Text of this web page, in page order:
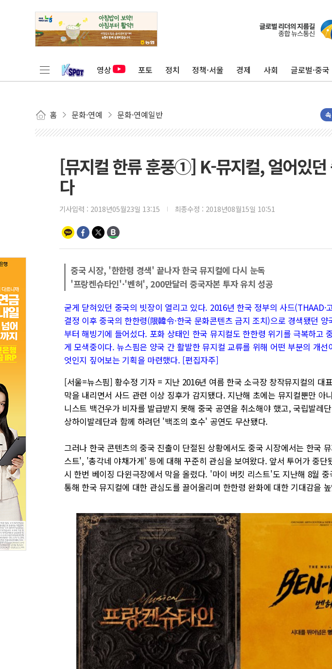
영상 포토 정치 정책·서울 경제 사회 글로벌·중국
홈 문화·연예 문화·연예일반
[뮤지컬 한류 훈풍①] K-뮤지컬, 얼어있던
다
기사입력 : 2018년05월23일 13:15 최종수정 : 2018년08월15일 10:51
중국 시장, '한한령 경색' 끝나자 한국 뮤지컬에 다시 눈독
'프랑켄슈타인'·'벤허', 200만달러 중국자본 투자 유치 성공
굳게 닫혀있던 중국의 빗장이 열리고 있다. 2016년 한국 정부의 사드(THAAD·
결정 이후 중국의 한한령(限韓令·한국 문화콘텐츠 금지 조치)으로 경색됐던
부터 해빙기에 들어섰다. 포화 상태인 한국 뮤지컬도 한한령 위기를 극복하고
게 모색중이다. 뉴스핌은 양국 간 활발한 뮤지컬 교류를 위해 어떤 부분의 개
엇인지 짚어보는 기획을 마련했다. [편집자주]
[서울=뉴스핌] 황수정 기자 = 지난 2016년 여름 한국 소극장 창작뮤지컬의 대
막을 내리면서 사드 관련 이상 징후가 감지됐다. 지난해 초에는 뮤지컬뿐만 아
니스트 백건우가 비자를 발급받지 못해 중국 공연을 취소해야 했고, 국립발레
상하이발레단과 함께 하려던 '백조의 호수' 공연도 무산됐다.
그러나 한국 콘텐츠의 중국 진출이 단절된 상황에서도 중국 시장에서는 한국
스트', '총각네 야채가게' 등에 대해 꾸준히 관심을 보여왔다. 앞서 투어가 중
시 한번 베이징 다윈극장에서 막을 올렸다. '마이 버킷 리스트'도 지난해 8월
통해 한국 뮤지컬에 대한 관심도를 끌어올리며 한한령 완화에 대한 기대감을